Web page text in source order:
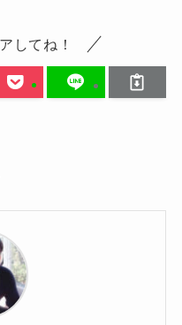
してね！